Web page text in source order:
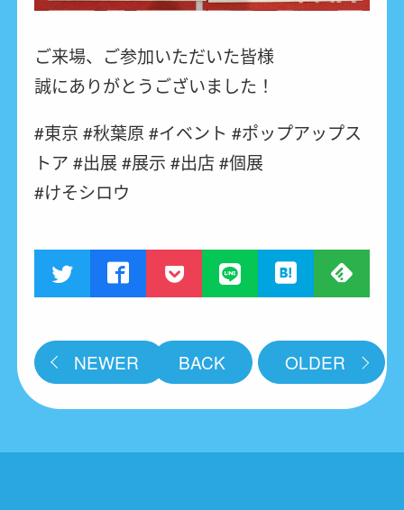
ご来場、ご参加いただいた皆様
誠にありがとうございました！
#東京 #秋葉原 #イベント #ポップアップス
トア #出展 #展示 #出店 #個展
#けそシロウ
NEWER BACK OLDER